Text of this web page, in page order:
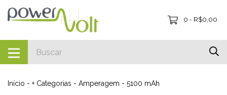
0 - R$0,00
Início - + Categorias - Amperagem - 5100 mAh